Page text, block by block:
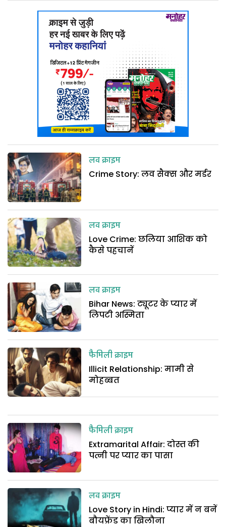
लव क्राइम
Crime Story: लव सैक्स और मर्डर
लव क्राइम
Love Crime: छलिया आशिक को
कैसे पहचानें
लव क्राइम
Bihar News: ट्यूटर के प्यार में
लिपटी अस्मिता
फैमिली क्राइम
Illicit Relationship: मामी से
मोहब्बत
फैमिली क्राइम
Extramarital Affair: दोस्त की
पत्नी पर प्यार का पासा
लव क्राइम
Love Story in Hindi: प्यार में न बनें
बौयफ्रेंड का खिलौना